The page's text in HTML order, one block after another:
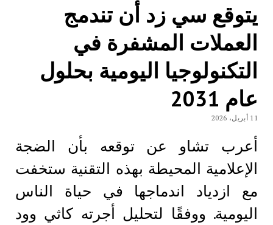
يتوقع سي زد أن تندمج
العملات المشفرة في
التكنولوجيا اليومية بحلول
عام 2031
11 أبريل، 2026
أعرب تشاو عن توقعه بأن الضجة
الإعلامية المحيطة بهذه التقنية ستخفت
مع ازدياد اندماجها في حياة الناس
اليومية. ووفقًا لتحليل أجرته كاثي وود